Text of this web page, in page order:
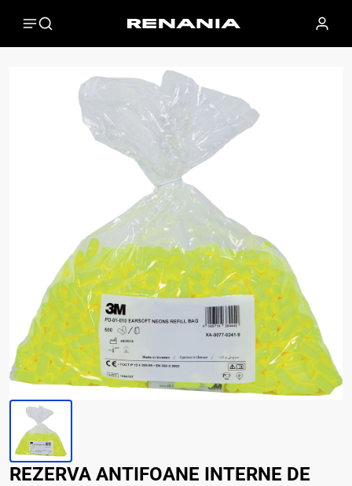
REZERVA ANTIFOANE INTERNE DE